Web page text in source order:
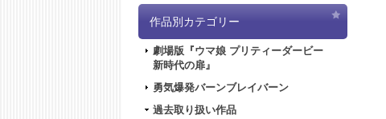
作品別カテゴリー
劇場版『ウマ娘 プリティーダービー
新時代の扉』
勇気爆発バーンブレイバーン
過去取り扱い作品